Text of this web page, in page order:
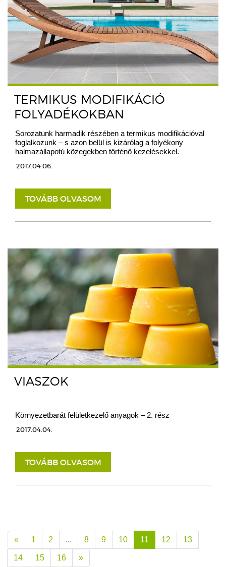
TERMIKUS MODIFIKÁCIÓ
FOLYADÉKOKBAN
Sorozatunk harmadik részében a termikus modifikációval
foglalkozunk – s azon belül is kizárólag a folyékony
halmazállapotú közegekben történő kezelésekkel.
2017.04.06.
TOVÁBB OLVASOM
VIASZOK
Környezetbarát felületkezelő anyagok – 2. rész
2017.04.04.
TOVÁBB OLVASOM
« 1 2 ... 8 9 10 11 12 13
14 15 16 »